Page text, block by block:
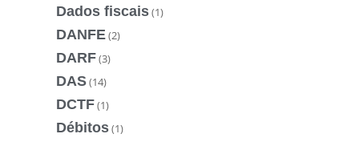
Dados fiscais(1)
DANFE(2)
DARF(3)
DAS(14)
DCTF(1)
Débitos(1)